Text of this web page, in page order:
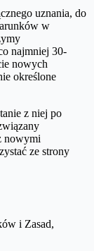
uznania, do
w
najmniej 30-
nowych
określone
z niej po
nowymi
ze strony
i Zasad,